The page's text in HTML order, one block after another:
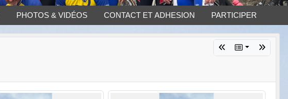
PHOTOS & VIDÉOS CONTACT ET ADHESION PARTICIPER